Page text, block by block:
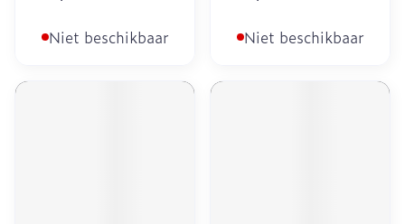
Niet beschikbaar Niet beschikbaar